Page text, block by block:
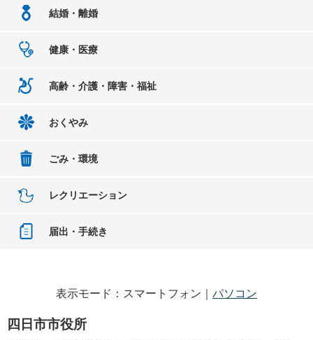
結婚・離婚
健康・医療
高齢・介護・障害・福祉
おくやみ
ごみ・環境
レクリエーション
届出・手続き
表示モード：スマートフォン｜ パソコン
四日市市役所